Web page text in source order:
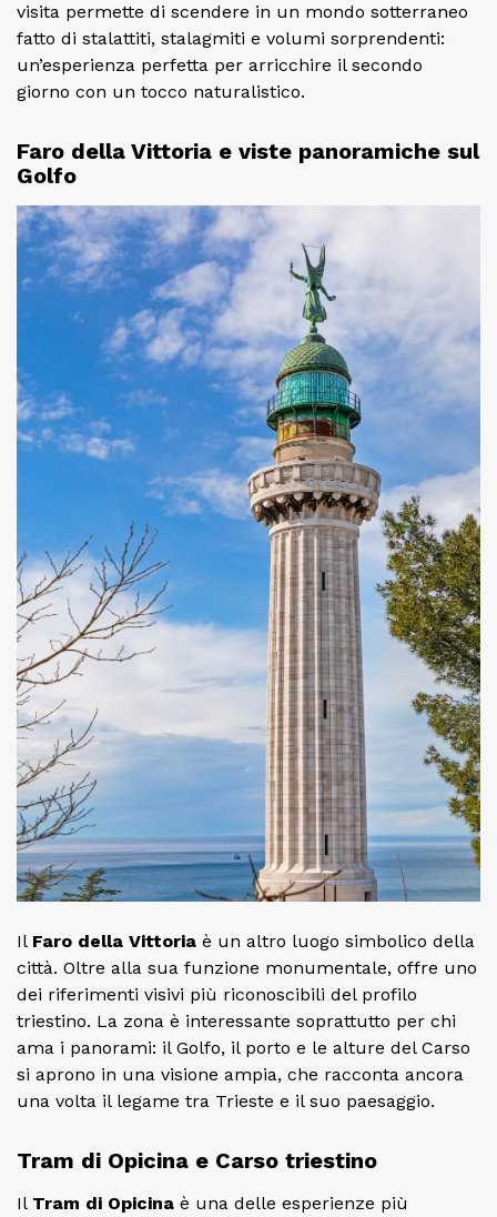
visita permette di scendere in un mondo sotterraneo
fatto di stalattiti, stalagmiti e volumi sorprendenti:
un’esperienza perfetta per arricchire il secondo
giorno con un tocco naturalistico.
Faro della Vittoria e viste panoramiche sul
Golfo
Il Faro della Vittoria è un altro luogo simbolico della
città. Oltre alla sua funzione monumentale, offre uno
dei riferimenti visivi più riconoscibili del profilo
triestino. La zona è interessante soprattutto per chi
ama i panorami: il Golfo, il porto e le alture del Carso
si aprono in una visione ampia, che racconta ancora
una volta il legame tra Trieste e il suo paesaggio.
Tram di Opicina e Carso triestino
Il Tram di Opicina è una delle esperienze più